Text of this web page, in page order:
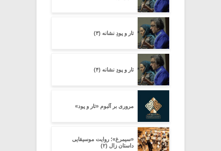
تار و پودِ نشانه (۳)
تار و پودِ نشانه (۴)
مروری بر آلبوم «تار و پود»
«سیمرغ»؛ روایت موسیقایی
داستان زال (۲)